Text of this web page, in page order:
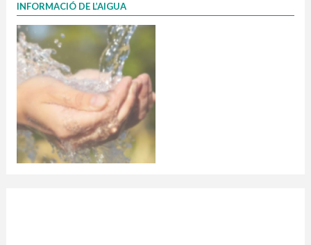
INFORMACIÓ DE L’AIGUA